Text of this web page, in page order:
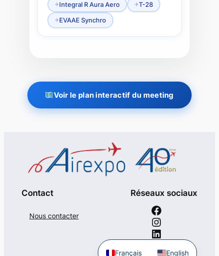
Integral R Aura Aero T-28
EVAAE Synchro
Voir le plan interactif du meeting
Contact
Nous contacter
Réseaux sociaux
Facebook
Instagram
LinkedIn
YouTube
Français English